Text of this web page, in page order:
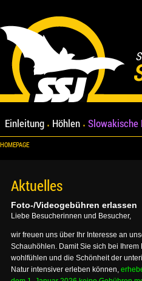
Einleitung Höhlen Slowakische
HOMEPAGE
Aktuelles
Foto-/Videogebühren erlassen
Liebe Besucherinnen und Besucher,
wir freuen uns über Ihr Interesse an
Schauhöhlen. Damit Sie sich bei Ihrem
wohlfühlen und die Schönheit der
Natur intensiver erleben können,